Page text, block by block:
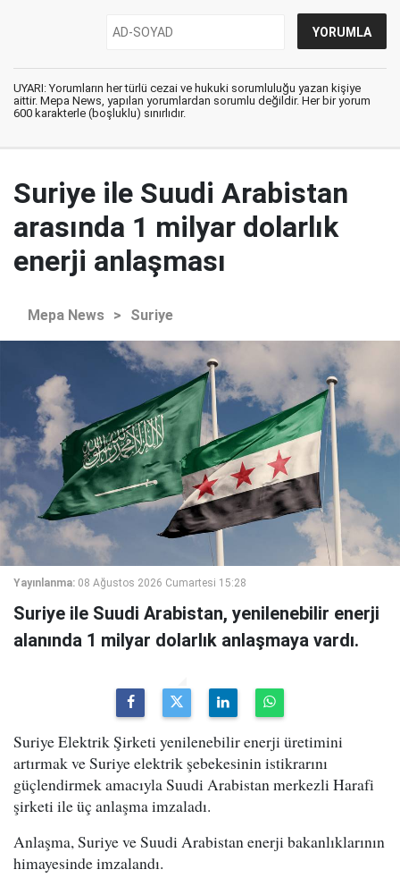
UYARI: Yorumların her türlü cezai ve hukuki sorumluluğu yazan kişiye
aittir. Mepa News, yapılan yorumlardan sorumlu değildir. Her bir yorum
600 karakterle (boşluklu) sınırlıdır.
Suriye ile Suudi Arabistan
arasında 1 milyar dolarlık
enerji anlaşması
Mepa News > Suriye
Yayınlanma: 08 Ağustos 2026 Cumartesi 15:28
Suriye ile Suudi Arabistan, yenilenebilir enerji
alanında 1 milyar dolarlık anlaşmaya vardı.
Suriye Elektrik Şirketi yenilenebilir enerji üretimini
artırmak ve Suriye elektrik şebekesinin istikrarını
güçlendirmek amacıyla Suudi Arabistan merkezli Harafi
şirketi ile üç anlaşma imzaladı.
Anlaşma, Suriye ve Suudi Arabistan enerji bakanlıklarının
himayesinde imzalandı.